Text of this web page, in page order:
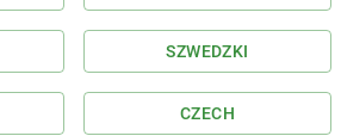
SZWEDZKI
CZECH